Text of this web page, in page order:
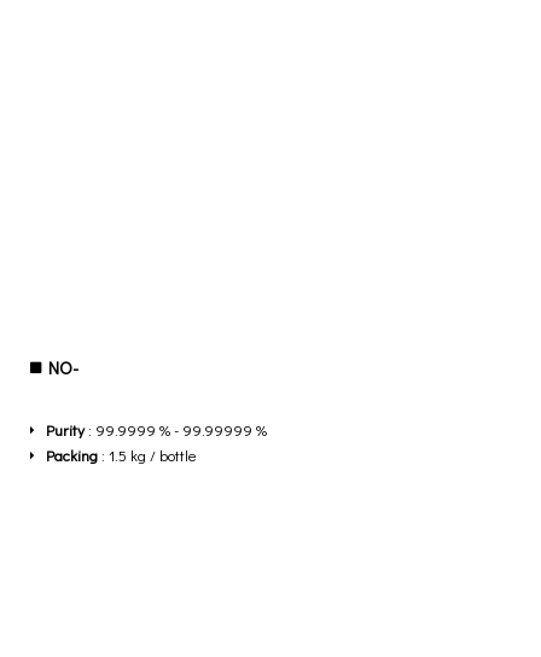
NO-
Purity: 99.9999 % - 99.99999 %
Packing : 1.5 kg / bottle